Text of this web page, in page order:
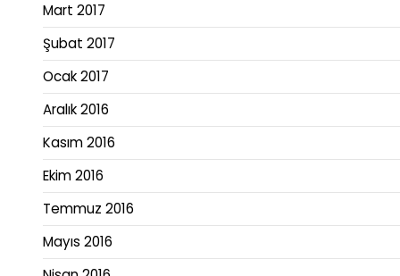
Mart 2017
Şubat 2017
Ocak 2017
Aralık 2016
Kasım 2016
Ekim 2016
Temmuz 2016
Mayıs 2016